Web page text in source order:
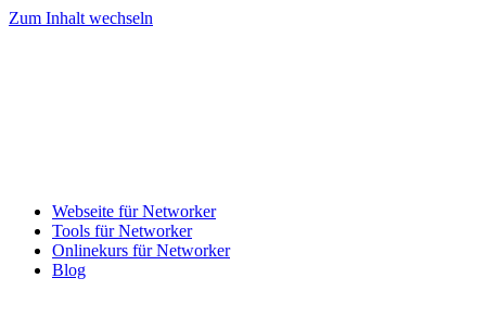
Zum Inhalt wechseln
Webseite für Networker
Tools für Networker
Onlinekurs für Networker
Blog